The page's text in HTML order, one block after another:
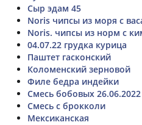
Сыр эдам 45
Noris чипсы из моря с
Noris. чипсы из норм с
04.07.22 грудка курица
Паштет гасконский
Коломенский зерновой
Филе бедра индейки
Смесь бобовых 26.06.2022
Смесь с брокколи
Мексиканская